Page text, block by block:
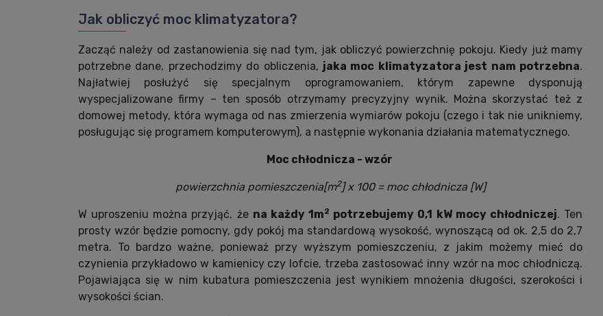
Jak obliczyć moc klimatyzatora?
Zacząć należy od zastanowienia się nad tym, jak obliczyć powierzchnię pokoju. Kiedy już mamy
potrzebne dane, przechodzimy do obliczenia, jaka moc klimatyzatora jest nam potrzebna.
Najłatwiej posłużyć się specjalnym oprogramowaniem, którym zapewne dysponują
wyspecjalizowane firmy – ten sposób otrzymamy precyzyjny wynik. Można skorzystać też z
domowej metody, która wymaga od nas zmierzenia wymiarów pokoju (czego i tak nie unikniemy,
posługując się programem komputerowym), a następnie wykonania działania matematycznego.
Moc chłodnicza - wzór
powierzchnia pomieszczenia[m2] x 100 = moc chłodnicza [W]
W uproszeniu można przyjąć, że na każdy 1m2 potrzebujemy 0,1 kW mocy chłodniczej. Ten
prosty wzór będzie pomocny, gdy pokój ma standardową wysokość, wynoszącą od ok. 2,5 do 2,7
metra. To bardzo ważne, ponieważ przy wyższym pomieszczeniu, z jakim możemy mieć do
czynienia przykładowo w kamienicy czy lofcie, trzeba zastosować inny wzór na moc chłodniczą.
Pojawiająca się w nim kubatura pomieszczenia jest wynikiem mnożenia długości, szerokości i
wysokości ścian.